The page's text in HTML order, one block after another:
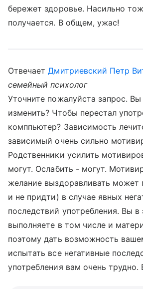
бережет здоровье. Насильно
получается. В общем, ужас!
ОтвечаетДмитриевский Петр
семейный психолог
Уточните пожалуйста запрос. Вы
изменить? Чтобы перестал
комппьютер? Зависимость
зависимый очень сильно
Родственники усилить
могут. Ослабить - могут.
желание выздоравливать
и не придти) в случае явных
последствий употребления. Вы
выполняете в том числе и
поэтому дать возможность
испытать все негативные
употребления вам очень трудно.